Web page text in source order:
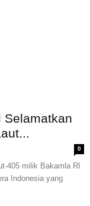
Selamatkan
0
405 milik Bakamla RI
Indonesia yang